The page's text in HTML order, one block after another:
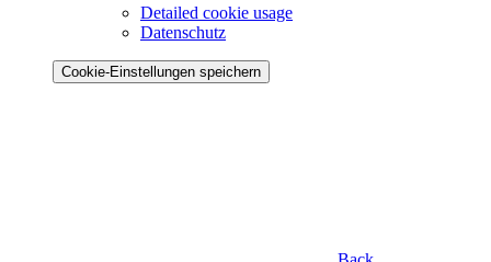
Detailed cookie usage
Datenschutz
Cookie-Einstellungen speichern